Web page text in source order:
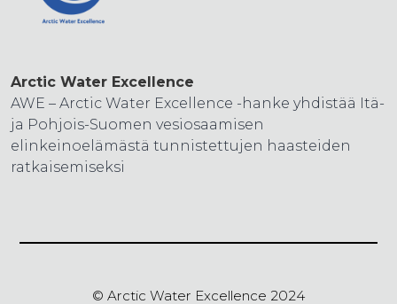
Arctic Water Excellence
AWE – Arctic Water Excellence -hanke yhdistää Itä-
ja Pohjois-Suomen vesiosaamisen
elinkeinoelämästä tunnistettujen haasteiden
ratkaisemiseksi
© Arctic Water Excellence 2024